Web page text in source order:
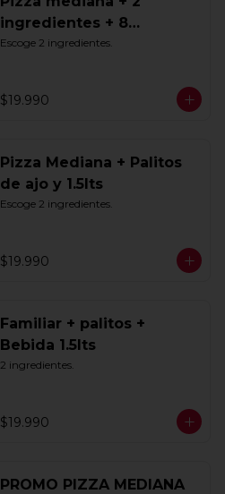
ingredientes + 8
Tequeños + Bebida 1.5lts
Escoge 2 ingredientes.
$19.990
Pizza Mediana + Palitos
de ajo y 1.5lts
Escoge 2 ingredientes.
$19.990
Familiar + palitos +
Bebida 1.5lts
2 ingredientes.
$19.990
PROMO PIZZA MEDIANA